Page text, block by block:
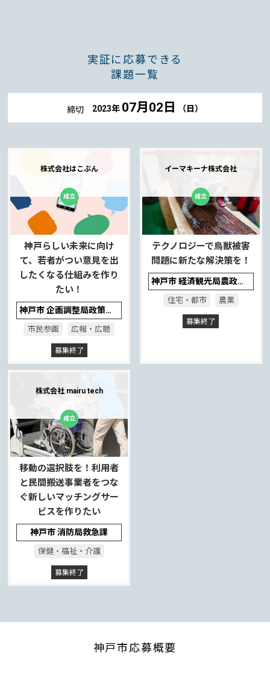
実証に応募できる
課題一覧
締切 2023年 07月02日 （日）
株式会社はこぶん
神戸らしい未来に向け
て、若者がつい意見を出
したくなる仕組みを作り
たい！
神戸市 企画調整局政策課総合計画ライン
市民参画 広報・広聴
募集終了
イーマキーナ株式会社
テクノロジーで鳥獣被害
問題に新たな解決策を！
神戸市 経済観光局農政計画課
住宅・都市 農業
募集終了
株式会社 mairu tech
移動の選択肢を！利用者
と民間搬送事業者をつな
ぐ新しいマッチングサー
ビスを作りたい
神戸市 消防局救急課
保健・福祉・介護
募集終了
神戸市応募概要